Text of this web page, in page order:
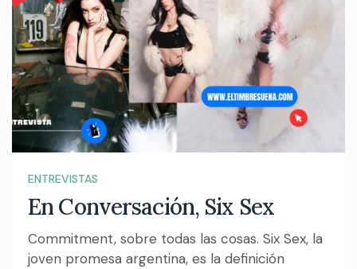
ENTREVISTAS
En Conversación, Six Sex
Commitment, sobre todas las cosas. Six Sex, la
joven promesa argentina, es la definición